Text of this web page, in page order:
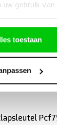
gebruik
toestaan